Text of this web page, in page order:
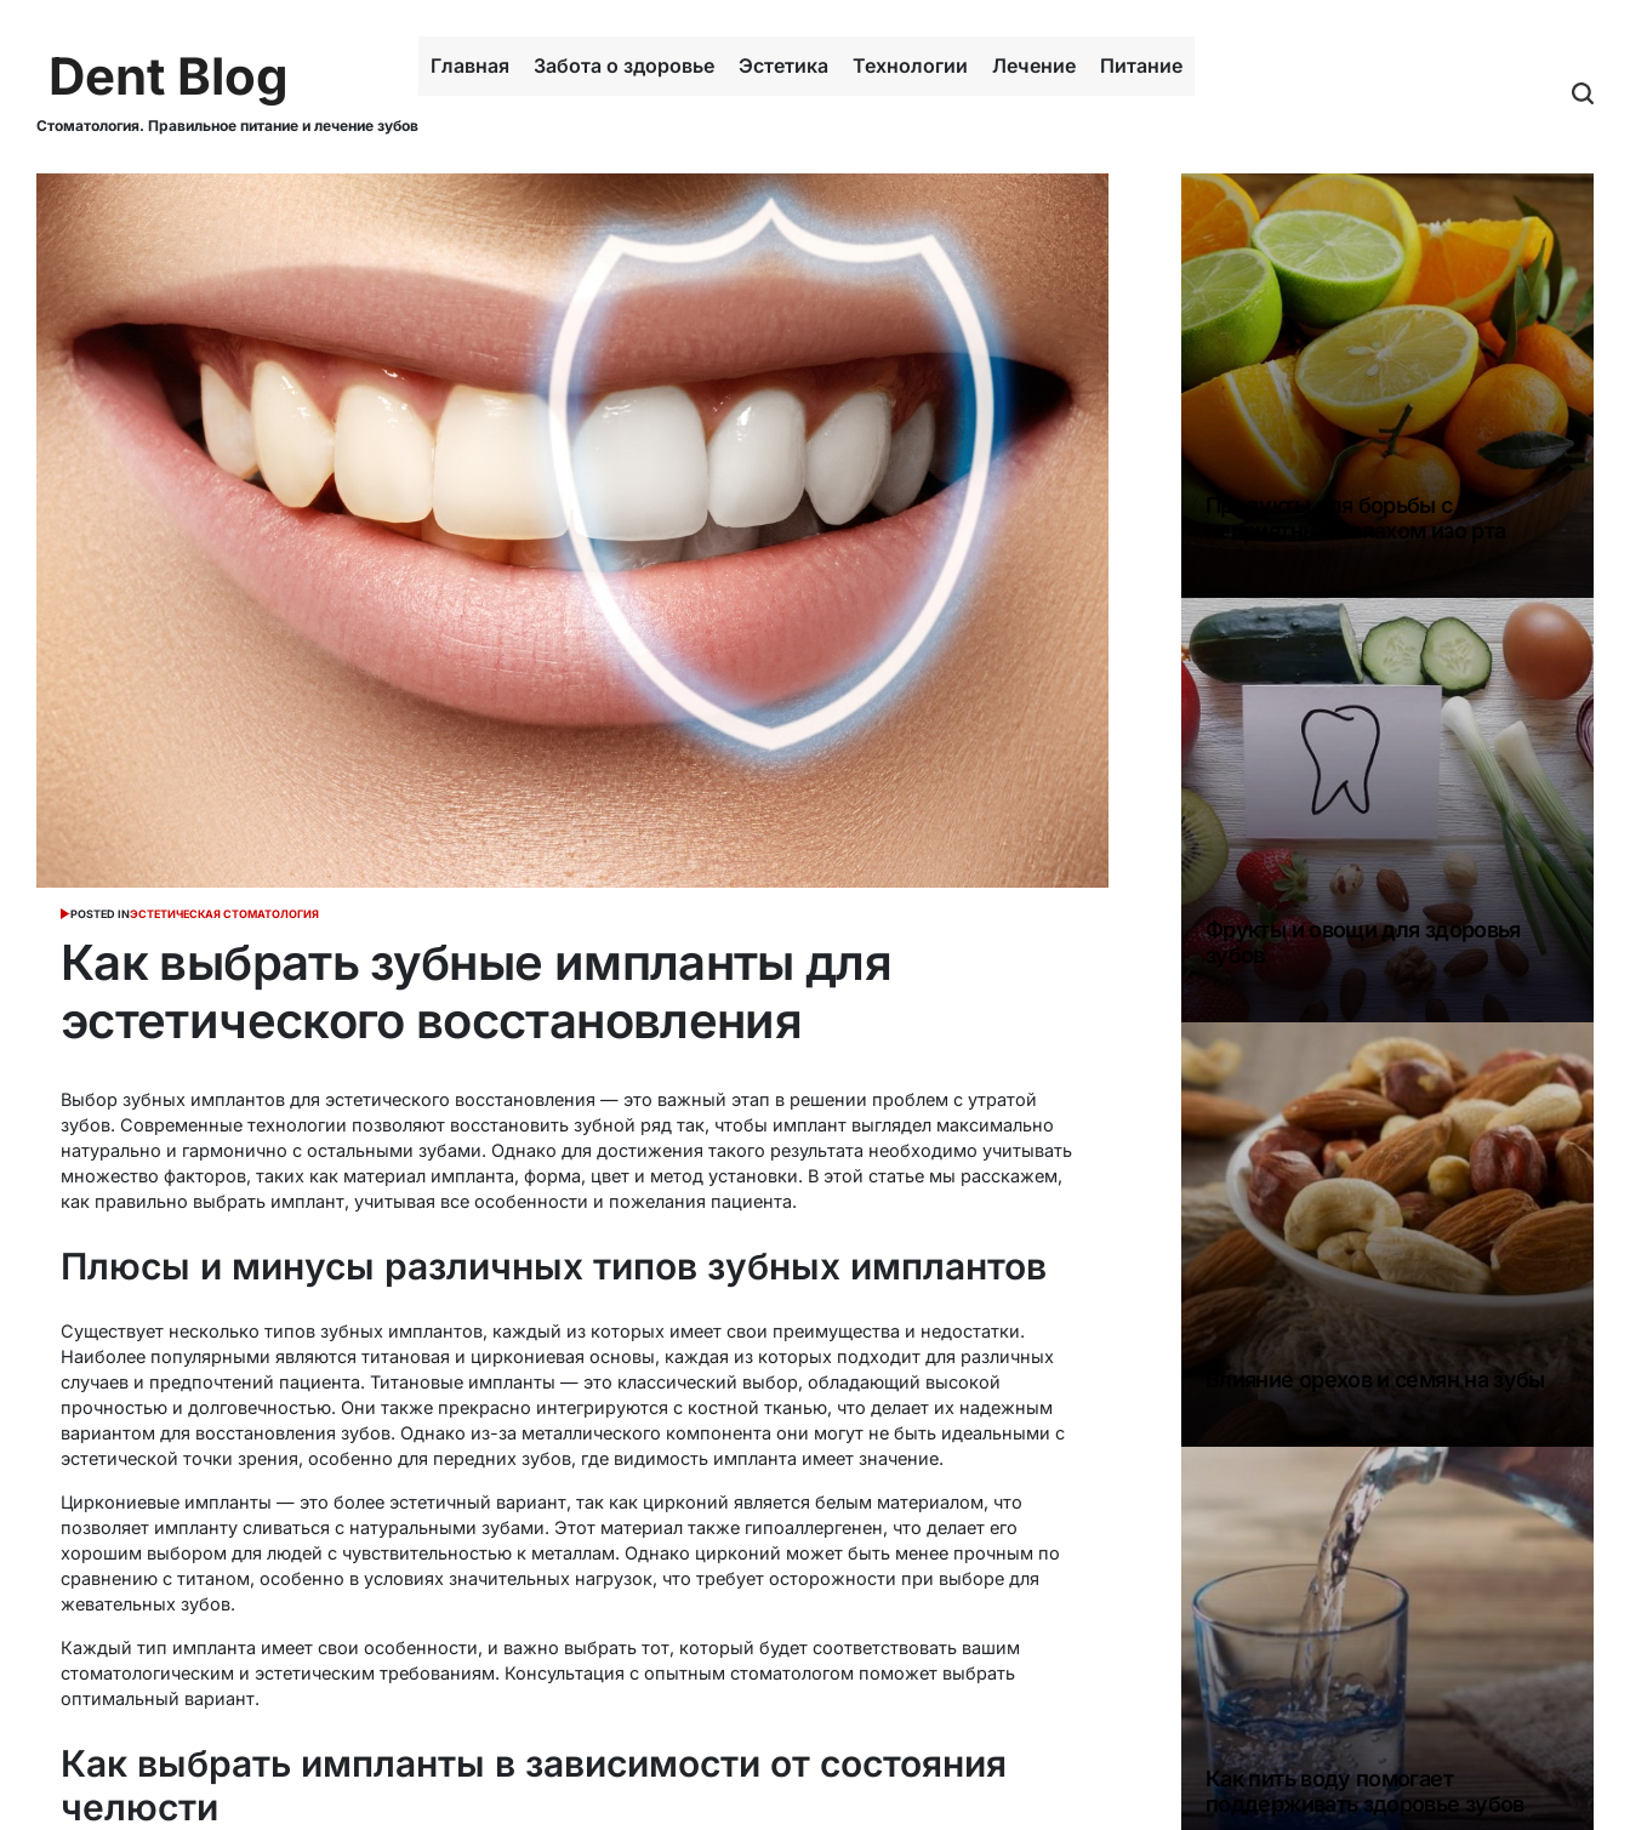
Dent Blog
Стоматология. Правильное питание и лечение зубов
Главная Забота о здоровье Эстетика Технологии Лечение Питание
POSTED INЭСТЕТИЧЕСКАЯ СТОМАТОЛОГИЯ
Как выбрать зубные импланты для
эстетического восстановления
Выбор зубных имплантов для эстетического восстановления — это важный этап в решении проблем с утратой
зубов. Современные технологии позволяют восстановить зубной ряд так, чтобы имплант выглядел максимально
натурально и гармонично с остальными зубами. Однако для достижения такого результата необходимо учитывать
множество факторов, таких как материал импланта, форма, цвет и метод установки. В этой статье мы расскажем,
как правильно выбрать имплант, учитывая все особенности и пожелания пациента.
Плюсы и минусы различных типов зубных имплантов
Существует несколько типов зубных имплантов, каждый из которых имеет свои преимущества и недостатки.
Наиболее популярными являются титановая и циркониевая основы, каждая из которых подходит для различных
случаев и предпочтений пациента. Титановые импланты — это классический выбор, обладающий высокой
прочностью и долговечностью. Они также прекрасно интегрируются с костной тканью, что делает их надежным
вариантом для восстановления зубов. Однако из-за металлического компонента они могут не быть идеальными с
эстетической точки зрения, особенно для передних зубов, где видимость импланта имеет значение.
Циркониевые импланты — это более эстетичный вариант, так как цирконий является белым материалом, что
позволяет импланту сливаться с натуральными зубами. Этот материал также гипоаллергенен, что делает его
хорошим выбором для людей с чувствительностью к металлам. Однако цирконий может быть менее прочным по
сравнению с титаном, особенно в условиях значительных нагрузок, что требует осторожности при выборе для
жевательных зубов.
Каждый тип импланта имеет свои особенности, и важно выбрать тот, который будет соответствовать вашим
стоматологическим и эстетическим требованиям. Консультация с опытным стоматологом поможет выбрать
оптимальный вариант.
Как выбрать импланты в зависимости от состояния
челюсти
Продукты для борьбы с
неприятным запахом изо рта
Фрукты и овощи для здоровья
зубов
Влияние орехов и семян на зубы
Как пить воду помогает
поддерживать здоровье зубов